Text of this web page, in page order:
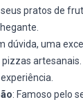
pratos de
dúvida, uma
pizzas
: Famoso pelo